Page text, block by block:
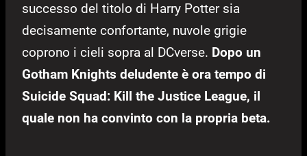
successo del titolo di Harry Potter sia
decisamente confortante, nuvole grigie
coprono i cieli sopra al DCverse. Dopo un
Gotham Knights deludente è ora tempo di
Suicide Squad: Kill the Justice League, il
quale non ha convinto con la propria beta.